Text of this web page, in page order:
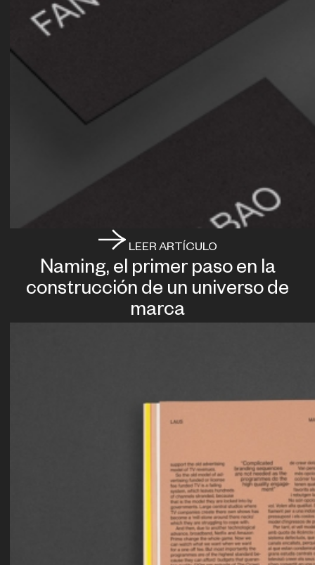
LEER ARTÍCULO
Naming, el primer paso en la
construcción de un universo de
marca